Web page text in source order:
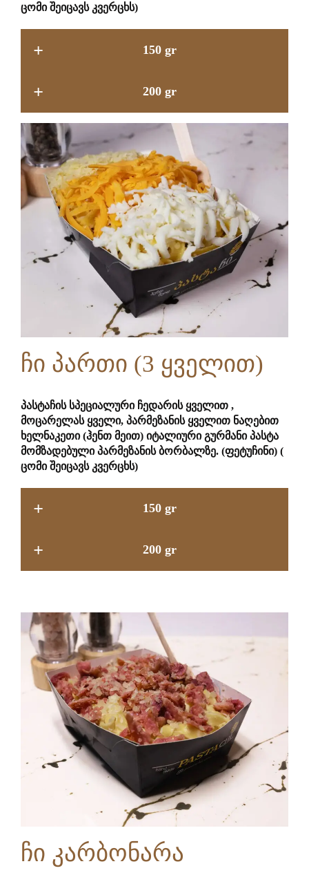
ცომი შეიცავს კვერცხს)
+ 150 gr
+ 200 gr
18.9 GEL
ჩი პართი (3 ყველით)
პასტაჩის სპეციალური ჩედარის ყველით ,
მოცარელას ყველი, პარმეზანის ყველით ნაღებით
ხელნაკეთი (ჰენთ მეით) იტალიური გურმანი პასტა
მომზადებული პარმეზანის ბორბალზე. (ფეტუჩინი) (
ცომი შეიცავს კვერცხს)
+ 150 gr
+ 200 gr
ჩი კარბონარა